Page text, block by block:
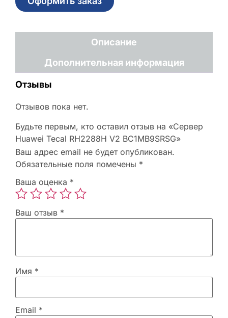
Описание
Дополнительная информация
Отзывы
Отзывов пока нет.
Будьте первым, кто оставил отзыв на «Сервер
Huawei Tecal RH2288H V2 BC1MB9SRSG»
Ваш адрес email не будет опубликован.
Обязательные поля помечены *
Ваша оценка *
Ваш отзыв *
Имя *
Email *